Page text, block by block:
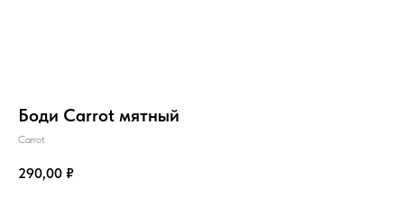
Боди Carrot мятный
Carrot
290,00 ₽